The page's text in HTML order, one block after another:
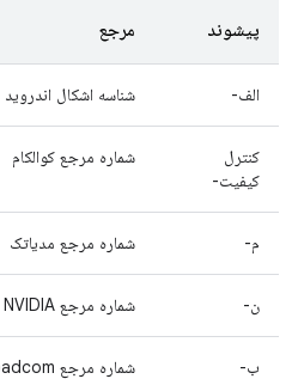
پیشوند مرجع
الف- شناسه اشکال اندروید
کنترل
کیفیت-
شماره مرجع کوالکام
م- شماره مرجع مدیاتک
ن- شماره مرجع NVIDIA
ب- شماره مرجع Broadcom